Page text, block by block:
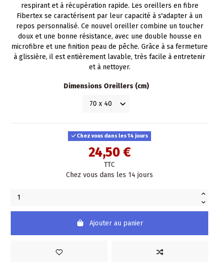
respirant et à récupération rapide. Les oreillers en fibre
Fibertex se caractérisent par leur capacité à s'adapter à un
repos personnalisé. Ce nouvel oreiller combine un toucher
doux et une bonne résistance, avec une double housse en
microfibre et une finition peau de pêche. Grâce à sa fermeture
à glissière, il est entièrement lavable, très facile à entretenir
et à nettoyer.
Dimensions Oreillers (cm)
Chez vous dans les 14 jours
24,50 €
TTC
Chez vous dans les 14 jours
Ajouter au panier